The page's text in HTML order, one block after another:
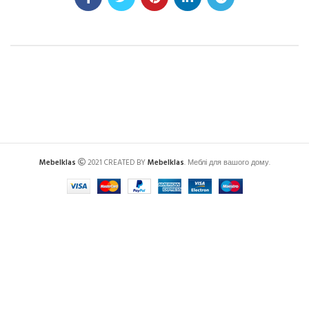
Mebelklas 2021 CREATED BYMebelklas. Меблі для вашого дому.